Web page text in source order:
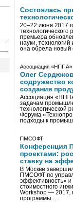
Состоялась
20–22 июня 2017
технологического
премьера
науки,
она обрела
Ассоциация «НППА»
Олег
содружество
создания
Ассоциация
задачам
технологической
Форума
подходы к
ПМСОФТ
Конференция
проектами:
ставку на
В Москве
ПМСОФТ по
эффективность» и
стоимостного
Workshop — 2017,
программы …